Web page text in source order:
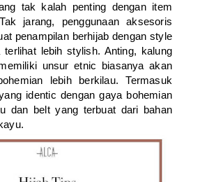
tak kalah penting dengan item
jarang, penggunaan aksesoris
penampilan berhijab dengan style
terlihat lebih stylish. Anting, kalung
unsur etnic biasanya akan
lebih berkilau. Termasuk
identic dengan gaya bohemian
dan belt yang terbuat dari bahan